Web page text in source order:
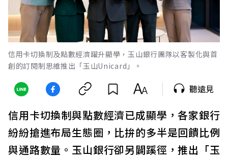
信用卡切換制及點數經濟躍升顯學，玉山銀行團隊以客製化與首
創的訂閱制思維推出「玉山Unicard」。
聽遠見
信用卡切換制與點數經濟已成顯學，各家銀行
紛紛搶進布局生態圈，比拚的多半是回饋比例
與通路數量。玉山銀行卻另闢蹊徑，推出「玉